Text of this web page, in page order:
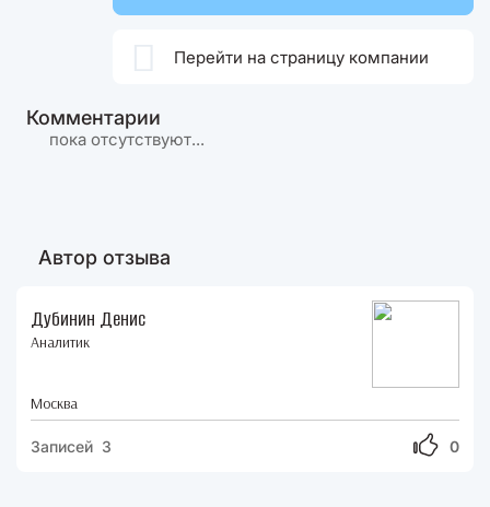
Перейти на страницу компании
Комментарии
пока отсутствуют...
Автор отзыва
Дубинин Денис
Аналитик
Москва
0
Записей 3